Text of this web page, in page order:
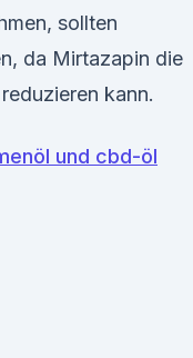
sollten
da Mirtazapin die
kann.
und cbd-öl